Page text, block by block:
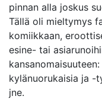
pinnan alla joskus
Tällä oli mieltymys
komiikkaan,
esine- tai
kylänuorukaisia ja -
jne.